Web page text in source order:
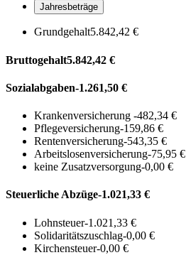
Jahresbeträge
Grundgehalt5.842,42 €
Bruttogehalt5.842,42 €
Sozialabgaben-1.261,50 €
Krankenversicherung -482,34 €
Pflegeversicherung-159,86 €
Rentenversicherung-543,35 €
Arbeitslosenversicherung-75,95 €
keine Zusatzversorgung-0,00 €
Steuerliche Abzüge-1.021,33 €
Lohnsteuer-1.021,33 €
Solidaritätszuschlag-0,00 €
Kirchensteuer-0,00 €